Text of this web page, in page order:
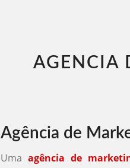
AGENCIA
Agência de
Uma agência de